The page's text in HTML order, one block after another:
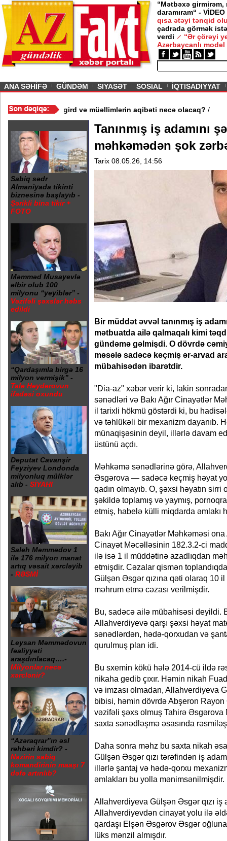
“Mətbəxə girmirəm,
daramıram“ - VİDEO
qısa ətəyi tənqid
çadrada görmək
verdi
“Ər çörəyi
Azərbaycanlı model
ANA SƏHİFƏ GÜNDƏM SIYASƏT SOSIAL İQTISADIYYAT
3 məktəb bağlandı - Şagird və müəllimlərin aqibəti necə
Sabiq sədr
Almaniyada tikinti
biznesinə başlayıb -
Şərikli bina tikir +
FOTO
Məmməd Musayevlə
əlbir olub 100
milyonu “yeyiblər” -
Vəzifəli şəxslər həbs
edildi
“Qardaşımla birgə 16
milyon vermişik” -
Tale Heydərovun
ifadəsi oxundu
Deputat Cavanşir
Feyziyev Londonda
milyonluq mülklər
alıb - SİYAHI
Saleh Məmmədov 1
ilə 176 milyon manat
artıq vəsait xərcləyib
- RƏSMİ
Leysan Məmmədovun
fəaliyyəti
araşdırılacaq….-
Milyonlar necə
xərclənir?
“Azəraqrar”ın əsl
rəhbəri kimdir? -
Nazirin sabiq
komandirinin maaşı 7
dəfə artırılıb?
Tanınmış iş adamını
məhkəmədən şok
Tarix 08.05.26, 14:56
Bir müddət əvvəl tanınmış iş
mətbuatda ailə qalmaqalı kimi
gündəmə gəlmişdi. O dövrdə
məsələ sadəcə keçmiş ər-arvad
mübahisədən ibarətdir.
"Dia-az" xəbər verir ki, lakin
sənədləri və Bakı Ağır Cinayətlər
il tarixli hökmü göstərdi ki, bu
və təhlükəli bir mexanizm dayanıb.
münaqişəsinin deyil, illərlə davam
üstünü açdı.
Məhkəmə sənədlərinə görə,
Əsgərova — sadəcə keçmiş həyat
qadın olmayıb. O, şəxsi həyatın
şəkildə toplamış və yaymış,
etmiş, habelə külli miqdarda əmlakı
Bakı Ağır Cinayətlər Məhkəməsi
Cinayət Məcəlləsinin 182.3.2-ci
ilə isə 1 il müddətinə azadlıqdan
etmişdir. Cəzalar qismən
Gülşən Əsgər qızına qəti olaraq 10
məhrum etmə cəzası verilmişdir.
Bu, sadəcə ailə mübahisəsi deyildi.
Allahverdiyevə qarşı şəxsi həyat
sənədlərdən, hədə-qorxudan və
qurulmuş plan idi.
Bu sxemin kökü hələ 2014-cü ildə
nikaha gedib çıxır. Həmin nikah
və imzası olmadan, Allahverdiyeva
bibisi, həmin dövrdə Abşeron
vəzifəli şəxs olmuş Tahirə Əsgərova
saxta sənədləşmə əsasında
Daha sonra məhz bu saxta nikah
Gülşən Əsgər qızı tərəfindən iş
illərlə şantaj və hədə-qorxu
əmlakları bu yolla mənimsənilmişdir.
Allahverdiyeva Gülşən Əsgər qızı iş
Allahverdiyevdən cinayət yolu ilə
qardaşı Elşən Əsgərov Əsgər
lüks mənzil almışdır.